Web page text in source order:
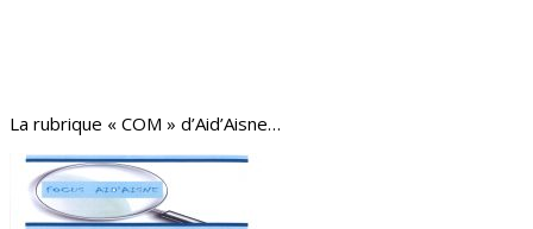
La rubrique « COM » d’Aid’Aisne…